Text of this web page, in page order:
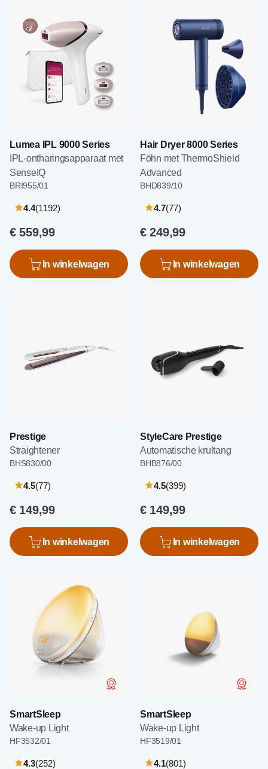
Lumea IPL 9000 Series
IPL-ontharingsapparaat met
SenseIQ
BRI955/01
4.4(1192recensies
)
€ 559,99
In winkelwagen
Hair Dryer 8000 Series
Föhn met ThermoShield
Advanced
BHD839/10
4.7(77recensies
)
€ 249,99
In winkelwagen
Prestige
Straightener
BHS830/00
4.5(77recensies
)
€ 149,99
In winkelwagen
StyleCare Prestige
Automatische krultang
BHB876/00
4.5(399recensies
)
€ 149,99
In winkelwagen
SmartSleep
Wake-up Light
HF3532/01
4.3(252recensies
)
SmartSleep
Wake-up Light
HF3519/01
4.1(801recensies
)